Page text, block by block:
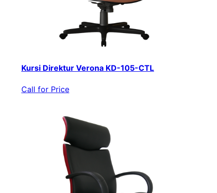
Kursi Direktur Verona KD-105-CTL
Call for Price